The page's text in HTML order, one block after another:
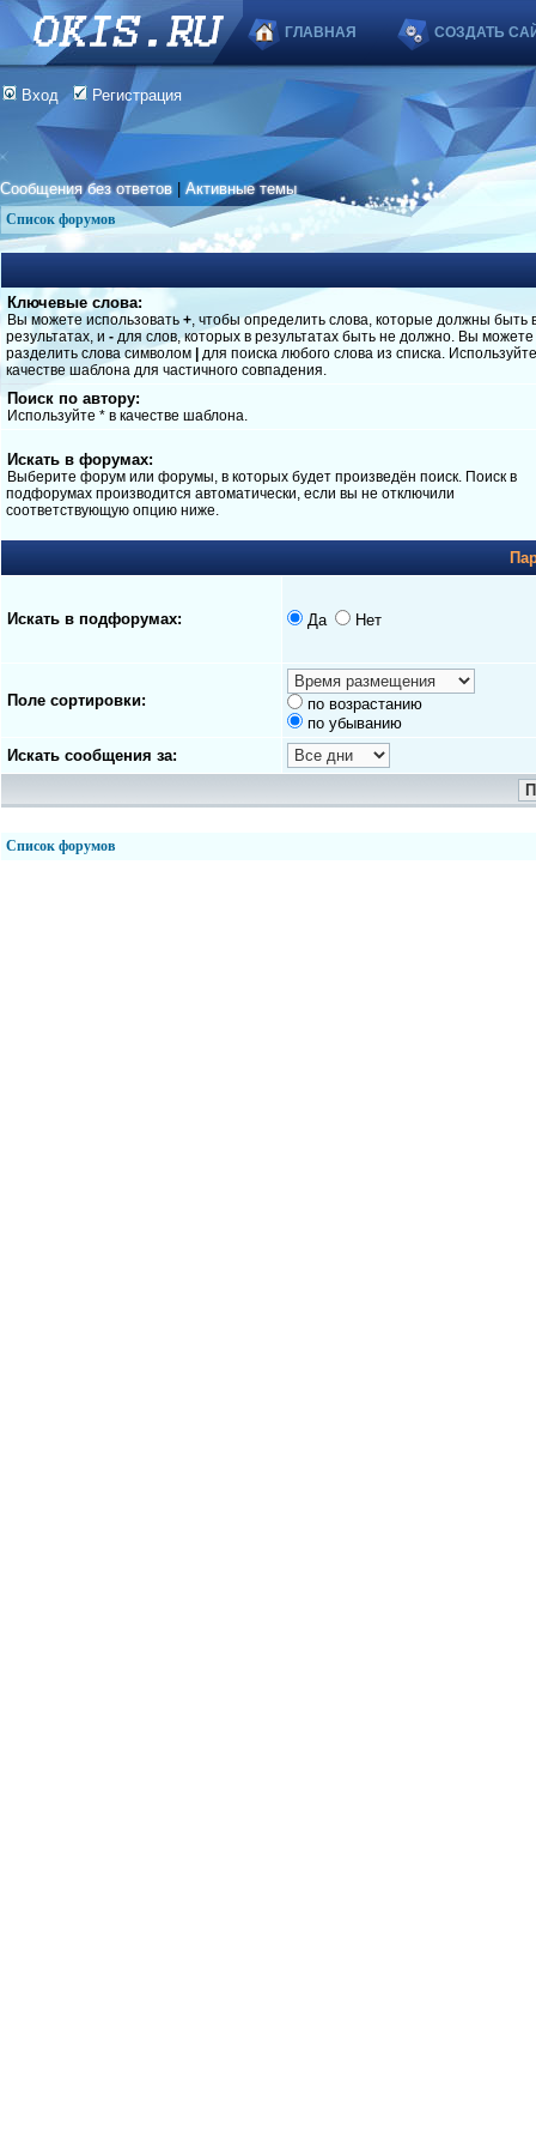
ГЛАВНАЯ СОЗДАТЬ
Вход Регистрация
Сообщения без ответов |Активные темы
Список форумов
Ключевые слова:
Вы можете использовать +, чтобы определить слова, которые должны быть
результатах, и - для слов, которых в результатах быть не должно. Вы можете
разделить слова символом
для поиска любого слова из списка.
качестве шаблона для частичного совпадения.
Поиск по автору:
Используйте * в качестве шаблона.
Искать в форумах:
Выберите форум или форумы, в которых будет произведён поиск. Поиск в
подфорумах производится автоматически, если вы не отключили
соответствующую опцию ниже.
Искать в подфорумах: Да Нет
Поле сортировки:
по возрастанию
по убыванию
Искать сообщения за:
Список форумов